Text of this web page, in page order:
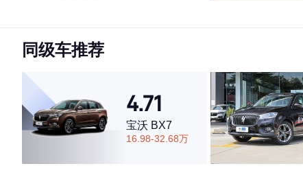
·内饰表现一般，低于73%同级车
·空间表现一般，低于88%同级车
同级车推荐
4.71
宝沃 BX7
16.98-32.68万